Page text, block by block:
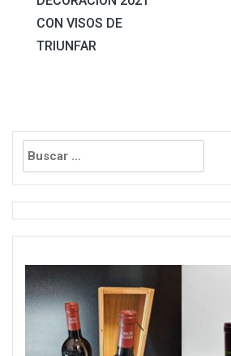
de
entradas
CON VISOS DE
TRIUNFAR
Buscar: